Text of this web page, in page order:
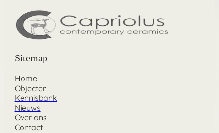
Sitemap
Home
Objecten
Kennisbank
Nieuws
Over ons
Contact